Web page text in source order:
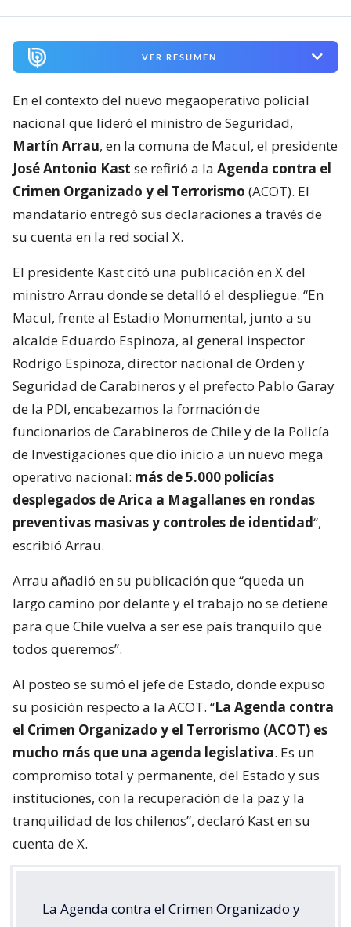
VER RESUMEN
En el contexto del nuevo megaoperativo policial
nacional que lideró el ministro de Seguridad,
Martín Arrau, en la comuna de Macul, el presidente
José Antonio Kast se refirió a la Agenda contra el
Crimen Organizado y el Terrorismo (ACOT). El
mandatario entregó sus declaraciones a través de
su cuenta en la red social X.
El presidente Kast citó una publicación en X del
ministro Arrau donde se detalló el despliegue. “En
Macul, frente al Estadio Monumental, junto a su
alcalde Eduardo Espinoza, al general inspector
Rodrigo Espinoza, director nacional de Orden y
Seguridad de Carabineros y el prefecto Pablo Garay
de la PDI, encabezamos la formación de
funcionarios de Carabineros de Chile y de la Policía
de Investigaciones que dio inicio a un nuevo mega
operativo nacional: más de 5.000 policías
desplegados de Arica a Magallanes en rondas
preventivas masivas y controles de identidad“,
escribió Arrau.
Arrau añadió en su publicación que “queda un
largo camino por delante y el trabajo no se detiene
para que Chile vuelva a ser ese país tranquilo que
todos queremos”.
Al posteo se sumó el jefe de Estado, donde expuso
su posición respecto a la ACOT. “La Agenda contra
el Crimen Organizado y el Terrorismo (ACOT) es
mucho más que una agenda legislativa. Es un
compromiso total y permanente, del Estado y sus
instituciones, con la recuperación de la paz y la
tranquilidad de los chilenos”, declaró Kast en su
cuenta de X.
La Agenda contra el Crimen Organizado y